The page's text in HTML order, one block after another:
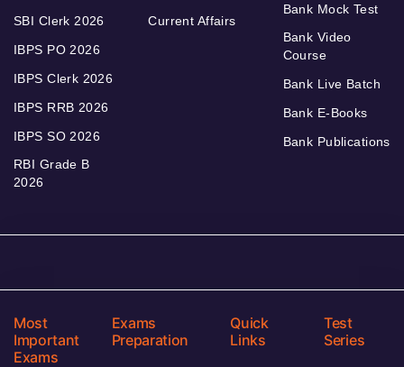
SBI Clerk 2026
IBPS PO 2026
IBPS Clerk 2026
IBPS RRB 2026
IBPS SO 2026
RBI Grade B
2026
Current Affairs
Bank Mock Test
Bank Video
Course
Bank Live Batch
Bank E-Books
Bank Publications
Most
Important
Exams
Exams
Preparation
Quick
Links
Test
Series